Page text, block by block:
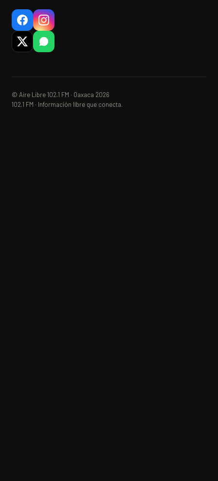
© Aire Libre 102.1 FM · Oaxaca 2026
102.1 FM · Información libre que conecta.